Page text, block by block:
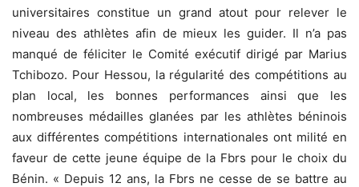
universitaires constitue un grand atout pour relever le
niveau des athlètes afin de mieux les guider. Il n’a pas
manqué de féliciter le Comité exécutif dirigé par Marius
Tchibozo. Pour Hessou, la régularité des compétitions au
plan local, les bonnes performances ainsi que les
nombreuses médailles glanées par les athlètes béninois
aux différentes compétitions internationales ont milité en
faveur de cette jeune équipe de la Fbrs pour le choix du
Bénin. « Depuis 12 ans, la Fbrs ne cesse de se battre au